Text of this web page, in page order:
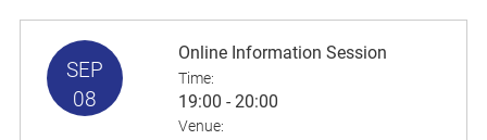
SEP
08
Online Information Session
Time:
19:00 - 20:00
Venue: